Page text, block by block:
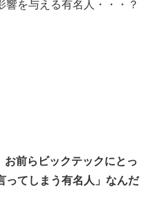
響を与える有名人・・・？
お前らビックテックにとっ
ってしまう有名人」なんだ